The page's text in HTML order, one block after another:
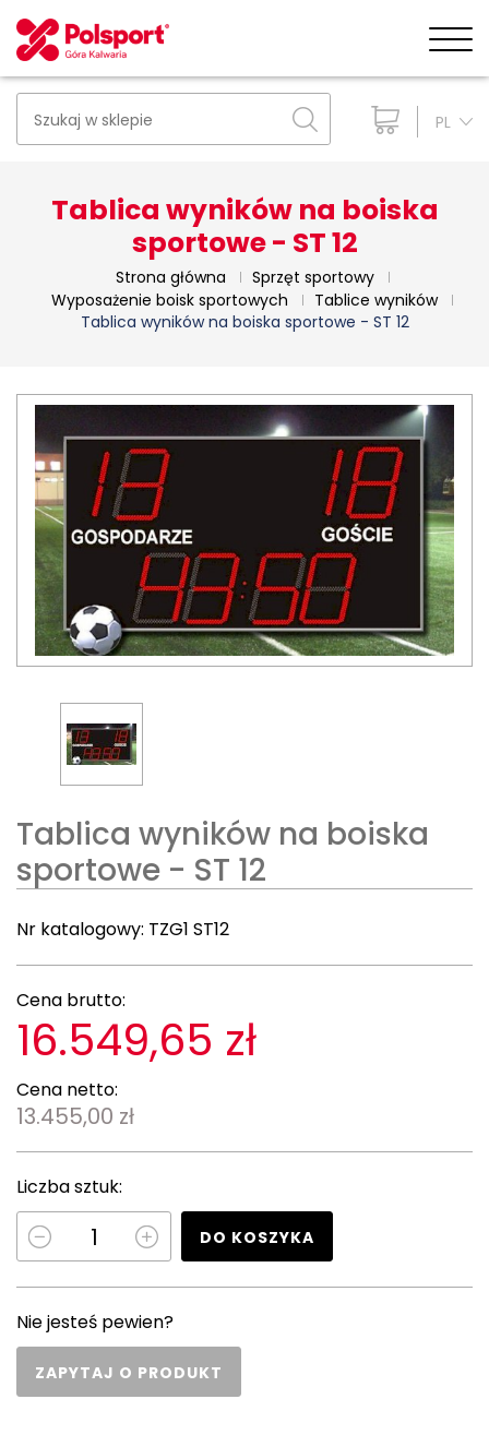
PL
Tablica wyników na boiska
sportowe - ST 12
Strona główna
Sprzęt sportowy
Wyposażenie boisk sportowych
Tablice wyników
Tablica wyników na boiska sportowe - ST 12
Tablica wyników na boiska
sportowe - ST 12
Nr katalogowy: TZG1 ST12
Cena brutto:
16.549,65 zł
Cena netto:
13.455,00 zł
Liczba sztuk:
DO KOSZYKA
Nie jesteś pewien?
ZAPYTAJ O PRODUKT